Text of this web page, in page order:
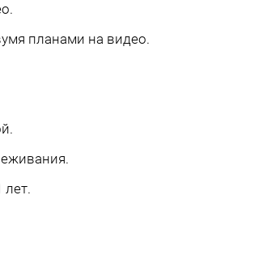
планами на видео.
лет.